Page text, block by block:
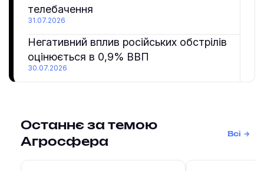
телебачення
31.07.2026
Негативний вплив російських обстрілів
оцінюється в 0,9% ВВП
30.07.2026
Останнє за темою
Агросфера
Всі